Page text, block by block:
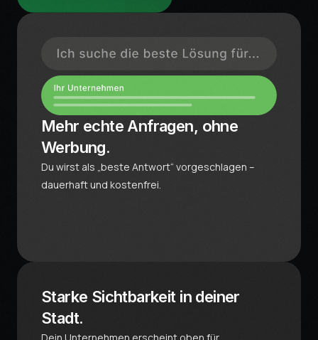
Mehr echte Anfragen, ohne
Werbung.
Du wirst als „beste Antwort“ vorgeschlagen –
dauerhaft und kostenfrei.
Starke Sichtbarkeit in deiner
Stadt.